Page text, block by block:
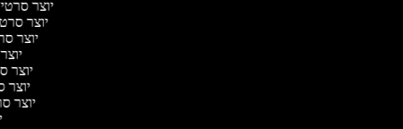
יוצר סרטי
יוצר
יוצר
יוצר
יוצר
יוצר